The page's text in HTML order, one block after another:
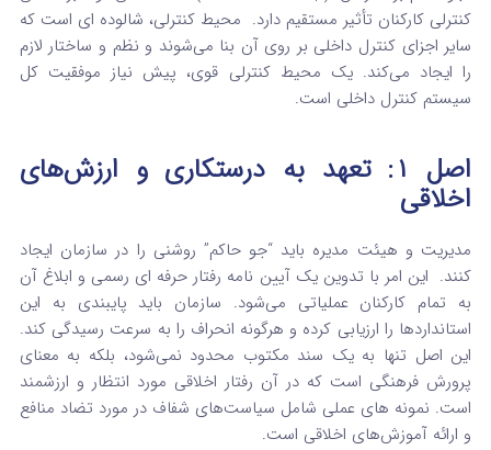
کنترلی کارکنان تأثیر مستقیم دارد. محیط کنترلی، شالوده‌ ای است که
سایر اجزای کنترل داخلی بر روی آن بنا می‌شوند و نظم و ساختار لازم
را ایجاد می‌کند.یک محیط کنترلی قوی، پیش نیاز موفقیت کل
سیستم کنترل داخلی است.
اصل ۱: تعهد به درستکاری و ارزش‌های
اخلاقی
مدیریت و هیئت مدیره باید “جو حاکم” روشنی را در سازمان ایجاد
کنند. این امر با تدوین یک آیین‌ نامه رفتار حرفه‌ ای رسمی و ابلاغ آن
به تمام کارکنان عملیاتی می‌شود. سازمان باید پایبندی به این
استانداردها را ارزیابی کرده و هرگونه انحراف را به سرعت رسیدگی کند.
این اصل تنها به یک سند مکتوب محدود نمی‌شود، بلکه به معنای
پرورش فرهنگی است که در آن رفتار اخلاقی مورد انتظار و ارزشمند
است. نمونه‌ های عملی شامل سیاست‌های شفاف در مورد تضاد منافع
و ارائه آموزش‌های اخلاقی است.